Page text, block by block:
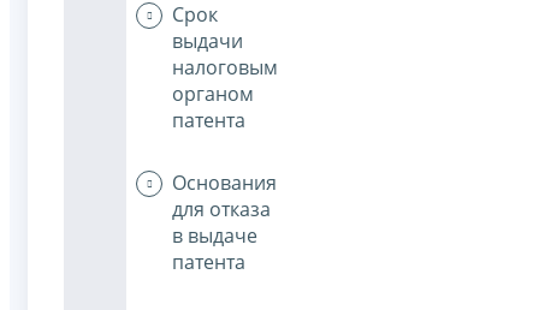
Срок
выдачи
налоговым
органом
патента
Основания
для отказа
в выдаче
патента